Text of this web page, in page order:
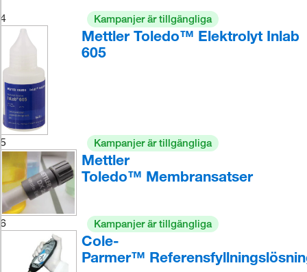
4
Kampanjer är tillgängliga
Mettler Toledo™ Elektrolyt Inlab
605
5 Kampanjer är tillgängliga
Mettler
Toledo™ Membransatser
6 Kampanjer är tillgängliga
Cole-
Parmer™